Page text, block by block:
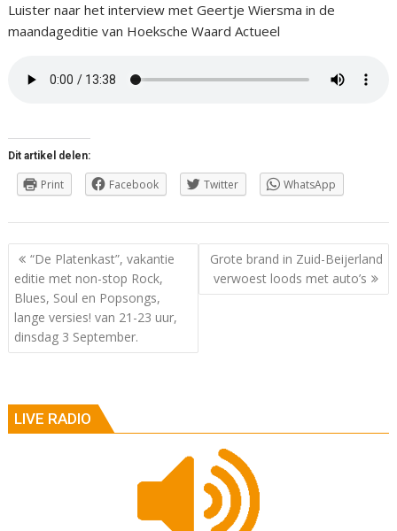
Luister naar het interview met Geertje Wiersma in de
maandageditie van Hoeksche Waard Actueel
Dit artikel delen:
Print Facebook Twitter WhatsApp
Berichtnavigatie
“De Platenkast”, vakantie
editie met non-stop Rock,
Blues, Soul en Popsongs,
lange versies! van 21-23 uur,
dinsdag 3 September.
Grote brand in Zuid-Beijerland
verwoest loods met auto’s
LIVE RADIO